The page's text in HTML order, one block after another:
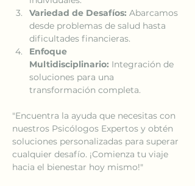
Variedad de Desafíos: Abarcamos
desde problemas de salud hasta
dificultades financieras.
Enfoque
Multidisciplinario: Integración de
soluciones para una
transformación completa.
"Encuentra la ayuda que necesitas con
nuestros Psicólogos Expertos y obtén
soluciones personalizadas para superar
cualquier desafío. ¡Comienza tu viaje
hacia el bienestar hoy mismo!"